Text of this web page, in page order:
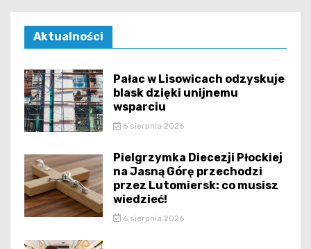
Aktualności
Pałac w Lisowicach odzyskuje
blask dzięki unijnemu
wsparciu
6 sierpnia 2026
Pielgrzymka Diecezji Płockiej
na Jasną Górę przechodzi
przez Lutomiersk: co musisz
wiedzieć!
6 sierpnia 2026